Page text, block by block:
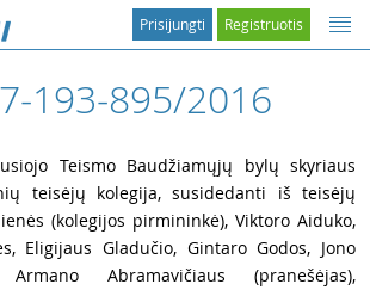
Registruotis
Prisijungti
193-895/2016
Teismo Baudžiamųjų bylų skyriaus
teisėjų kolegija, susidedanti iš teisėjų
(kolegijos pirmininkė), Viktoro Aiduko,
Eligijaus Gladučio, Gintaro Godos, Jono
Abramavičiaus (pranešėjas),